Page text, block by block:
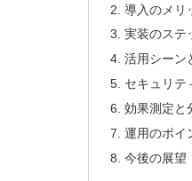
導入のメリ
実装のステ
活用シーン
セキュリテ
効果測定と
運用のポイ
今後の展望